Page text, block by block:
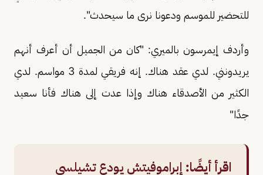
للتحضير للموسم ودعونا نرى ما سيحدث".
وأردف إيمرسون بالميري: "كان من الجميل أن أعرف أنهم
يريدونني. لدي عقد هناك. إنه فريقي لمدة 3 مواسم. لدي
الكثير من الأصدقاء هناك وإذا عدت إلى هناك فأنا سعيد
جدًا"
اقرأ أيضًا: إبراموفيتش يودع تشيلسي